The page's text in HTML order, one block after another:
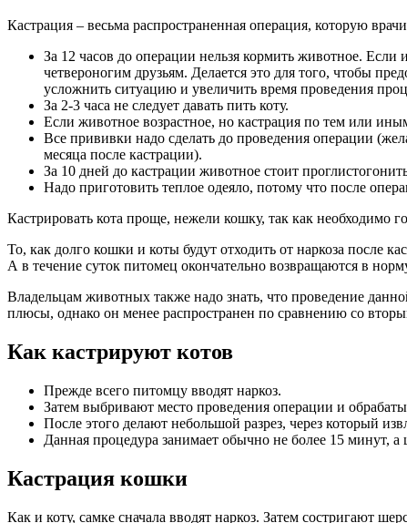
Кастрация – весьма распространенная операция, которую
За 12 часов до операции нельзя кормить животное. Если
четвероногим друзьям. Делается это для того, чтобы
усложнить ситуацию и увеличить время проведения
За 2-3 часа не следует давать пить коту.
Если животное возрастное, но кастрация по тем или
Все прививки надо сделать до проведения операции
месяца после кастрации).
За 10 дней до кастрации животное стоит
Надо приготовить теплое одеяло, потому что после
Кастрировать кота проще, нежели кошку, так как необходимо
То, как долго кошки и коты будут отходить от наркоза после
А в течение суток питомец окончательно возвращаются в
Владельцам животных также надо знать, что проведение
плюсы, однако он менее распространен по сравнению со
Как кастрируют котов
Прежде всего питомцу вводят наркоз.
Затем выбривают место проведения операции и
После этого делают небольшой разрез, через который
Данная процедура занимает обычно не более 15 минут,
Кастрация кошки
Как и коту, самке сначала вводят наркоз. Затем состригают